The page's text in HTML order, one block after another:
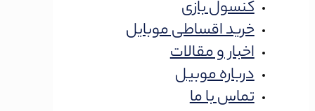
کنسول بازی
خرید اقساطی موبایل
اخبار و مقالات
درباره موبیل
تماس با ما